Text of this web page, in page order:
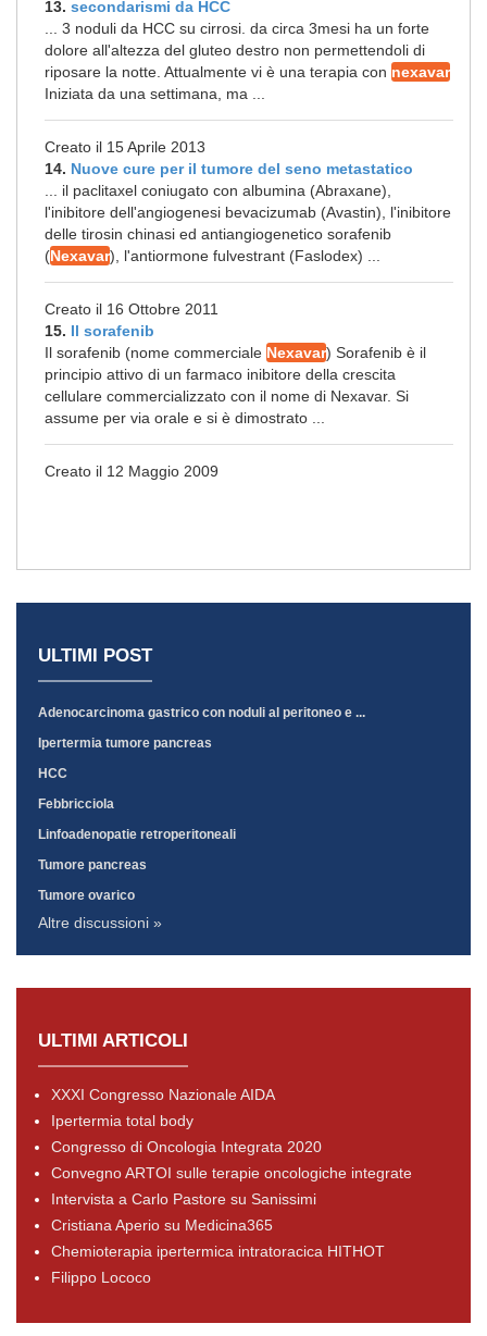
13. secondarismi da HCC
... 3 noduli da HCC su cirrosi. da circa 3mesi ha un forte
dolore all'altezza del gluteo destro non permettendoli di
riposare la notte. Attualmente vi è una terapia con nexavar
Iniziata da una settimana, ma ...
Creato il 15 Aprile 2013
14. Nuove cure per il tumore del seno metastatico
... il paclitaxel coniugato con albumina (Abraxane),
l'inibitore dell'angiogenesi bevacizumab (Avastin), l'inibitore
delle tirosin chinasi ed antiangiogenetico sorafenib
(Nexavar), l'antiormone fulvestrant (Faslodex) ...
Creato il 16 Ottobre 2011
15. Il sorafenib
Il sorafenib (nome commerciale Nexavar) Sorafenib è il
principio attivo di un farmaco inibitore della crescita
cellulare commercializzato con il nome di Nexavar. Si
assume per via orale e si è dimostrato ...
Creato il 12 Maggio 2009
ULTIMI POST
Adenocarcinoma gastrico con noduli al peritoneo e ...
Ipertermia tumore pancreas
HCC
Febbricciola
Linfoadenopatie retroperitoneali
Tumore pancreas
Tumore ovarico
Altre discussioni »
ULTIMI ARTICOLI
XXXI Congresso Nazionale AIDA
Ipertermia total body
Congresso di Oncologia Integrata 2020
Convegno ARTOI sulle terapie oncologiche integrate
Intervista a Carlo Pastore su Sanissimi
Cristiana Aperio su Medicina365
Chemioterapia ipertermica intratoracica HITHOT
Filippo Lococo